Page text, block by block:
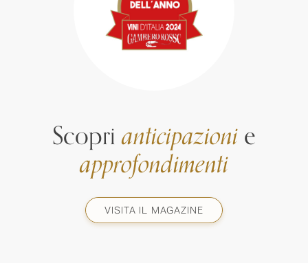
Scoprianticipazionie
approfondimenti
VISITA IL MAGAZINE